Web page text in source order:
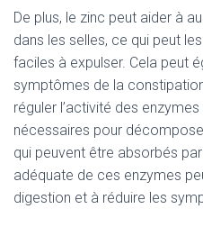
De plus, le zinc peut aider à
dans les selles, ce qui peut
faciles à expulser. Cela peut
symptômes de la
réguler l’activité des
nécessaires pour
qui peuvent être absorbés
adéquate de ces enzymes
digestion et à réduire les